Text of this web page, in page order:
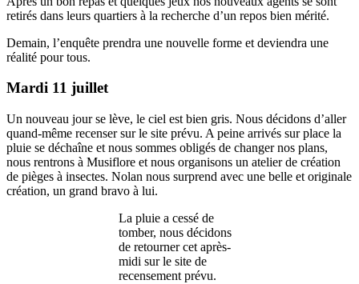
retirés dans leurs quartiers à la recherche d’un repos bien mérité.
Demain, l’enquête prendra une nouvelle forme et deviendra une
réalité pour tous.
Mardi 11 juillet
Un nouveau jour se lève, le ciel est bien gris. Nous décidons d’aller
quand-même recenser sur le site prévu. A peine arrivés sur place la
pluie se déchaîne et nous sommes obligés de changer nos plans,
nous rentrons à Musiflore et nous organisons un atelier de création
de pièges à insectes. Nolan nous surprend avec une belle et originale
création, un grand bravo à lui.
La pluie a cessé de
tomber, nous décidons
de retourner cet après-
midi sur le site de
recensement prévu.